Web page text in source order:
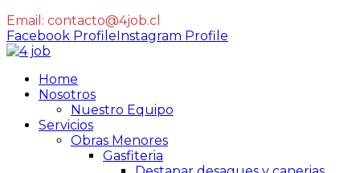
Email: contacto@4job.cl
Facebook ProfileInstagram Profile
Home
Nosotros
Nuestro Equipo
Servicios
Obras Menores
Gasfiteria